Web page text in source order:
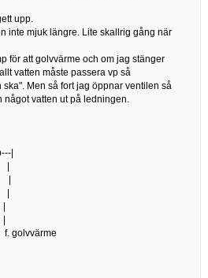
upp.
inte mjuk längre. Lite skallrig gång när
för att golvvärme och om jag stänger
vatten måste passera vp så
Men så fort jag öppnar ventilen så
något vatten ut på ledningen.
|